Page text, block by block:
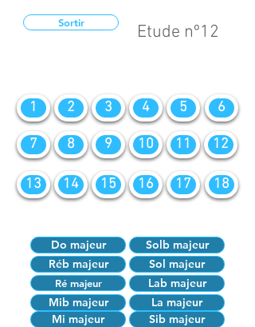
Sortir Etude nº12
1 2 3 4 5 6
7 8 9 10 11 12
13 14 15 16 17 18
Do majeur
Solb majeur
Réb majeur
Sol majeur
Ré majeur
Lab majeur
Mib majeur
Mi majeur
La majeur
Sib majeur